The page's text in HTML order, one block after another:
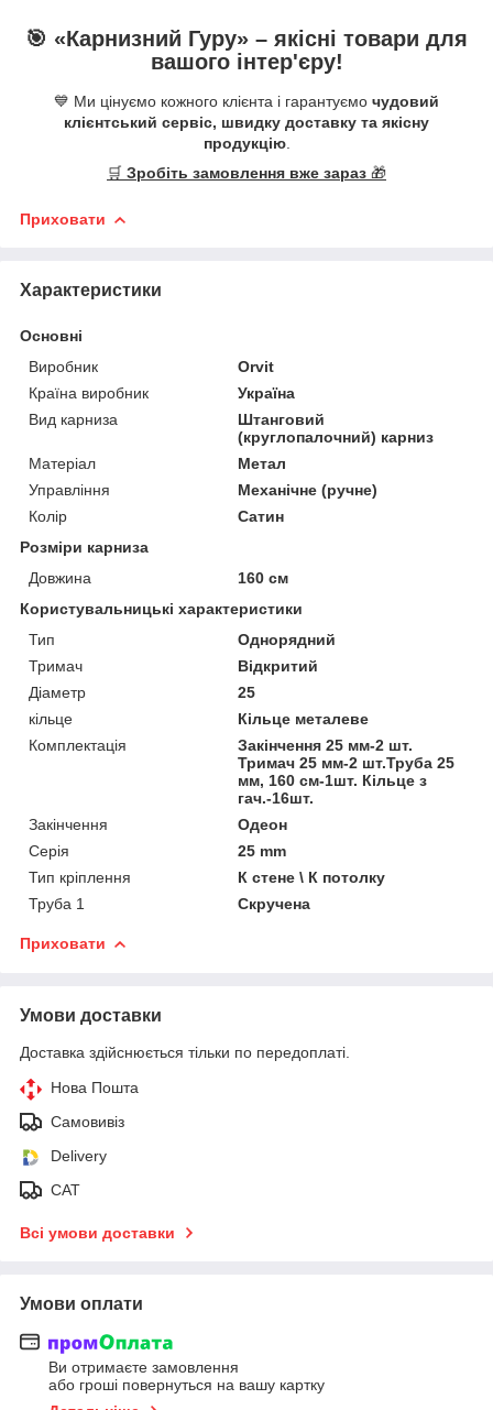
🎯 «Карнизний Гуру» – якісні товари для
вашого інтер'єру!
💙 Ми цінуємо кожного клієнта і гарантуємо чудовий
клієнтський сервіс, швидку доставку та якісну
продукцію.
🛒 Зробіть замовлення вже зараз 🎁
Приховати
Характеристики
Основні
Виробник
Orvit
Країна виробник
Україна
Вид карниза
Штанговий
(круглопалочний) карниз
Матеріал
Метал
Управління
Механічне (ручне)
Колір
Сатин
Розміри карниза
Довжина
160 см
Користувальницькі характеристики
Тип
Однорядний
Тримач
Відкритий
Діаметр
25
кільце
Кільце металеве
Комплектація
Закінчення 25 мм-2 шт.
Тримач 25 мм-2 шт.Труба 25
мм, 160 см-1шт. Кільце з
гач.-16шт.
Закінчення
Одеон
Серія
25 mm
Тип кріплення
К стене \ К потолку
Труба 1
Скручена
Приховати
Умови доставки
Доставка здійснюється тільки по передоплаті.
Нова Пошта
Самовивіз
Delivery
САТ
Всі умови доставки
Умови оплати
Ви отримаєте замовлення
або гроші повернуться на вашу картку